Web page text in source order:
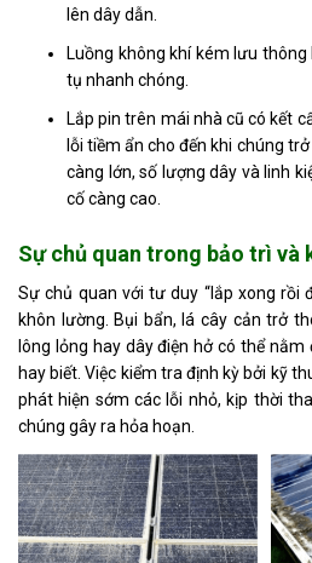
lên dây dẫn.
Luồng không khí kém lưu
tụ nhanh chóng.
Lắp pin trên mái nhà cũ có kết
lỗi tiềm ẩn cho đến khi chúng
càng lớn, số lượng dây và linh
cố càng cao.
Sự chủ quan trong bảo trì và
Sự chủ quan với tư duy “lắp xong rồi
khôn lường. Bụi bẩn, lá cây cản trở
lông lỏng hay dây điện hở có thể
hay biết. Việc kiểm tra định kỳ bởi kỹ
phát hiện sớm các lỗi nhỏ, kịp thời
chúng gây ra hỏa hoạn.